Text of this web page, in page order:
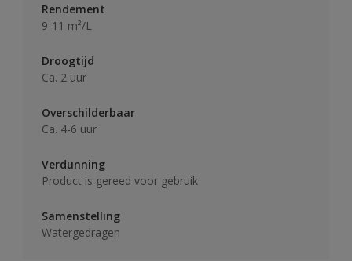
Rendement
9-11 m²/L
Droogtijd
Ca. 2 uur
Overschilderbaar
Ca. 4-6 uur
Verdunning
Product is gereed voor gebruik
Samenstelling
Watergedragen